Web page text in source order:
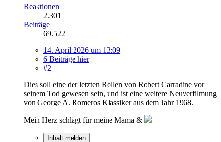
Reaktionen
2.301
Beiträge
69.522
14. April 2026 um 13:09
6 Beiträge hier
#2
Dies soll eine der letzten Rollen von Robert Carradine vor
seinem Tod gewesen sein, und ist eine weitere Neuverfilmung
von George A. Romeros Klassiker aus dem Jahr 1968.
Mein Herz schlägt für meine Mama &
Inhalt melden